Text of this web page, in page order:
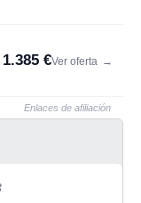
1.385 €Ver oferta →
Enlaces de afiliación